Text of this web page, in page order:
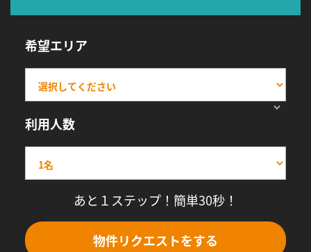
希望エリア
利用人数
あと１ステップ！簡単30秒！
物件リクエストをする